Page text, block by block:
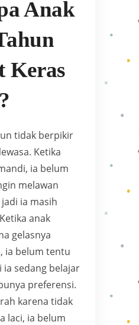
Anak
Keras
tidak berpikir
Ketika
ia belum
melawan
ia masih
anak
gelasnya
ia belum tentu
ia sedang belajar
preferensi.
karena tidak
laci, ia belum